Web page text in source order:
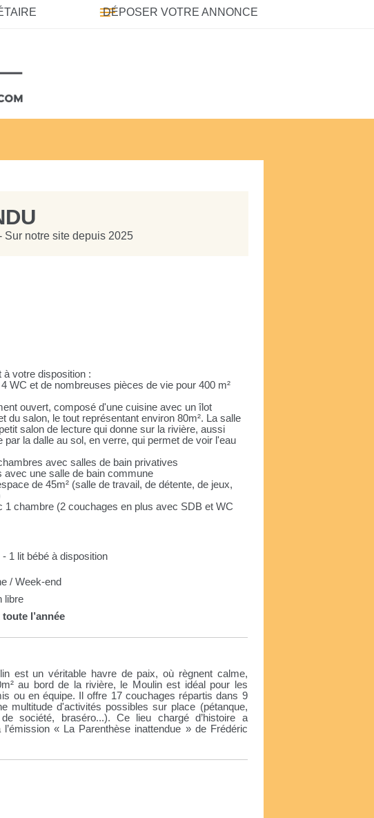
DÉPOSER VOTRE ANNONCE
Sur notre site depuis 2025
à votre disposition :
WC et de nombreuses pièces de vie pour 400 m²
ouvert, composé d'une cuisine avec un îlot
du salon, le tout représentant environ 80m². La salle
salon de lecture qui donne sur la rivière, aussi
par la dalle au sol, en verre, qui permet de voir l'eau
avec salles de bain privatives
avec une salle de bain commune
de 45m² (salle de travail, de détente, de jeux,
1 chambre (2 couchages en plus avec SDB et WC
1 lit bébé à disposition
/ Week-end
libre
l’année
est un véritable havre de paix, où règnent calme,
au bord de la rivière, le Moulin est idéal pour les
ou en équipe. Il offre 17 couchages répartis dans 9
multitude d'activités possibles sur place (pétanque,
société, braséro...). Ce lieu chargé d’histoire a
« La Parenthèse inattendue » de Frédéric